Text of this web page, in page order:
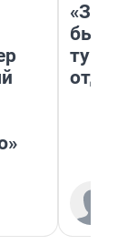
«За
были